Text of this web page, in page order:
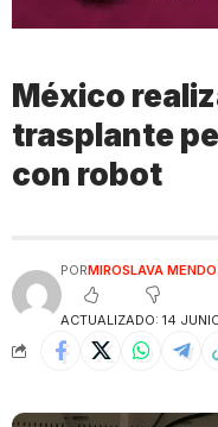
México
trasplante
con robot
ACTUALIZADO: 14
PORMIROSLAVA